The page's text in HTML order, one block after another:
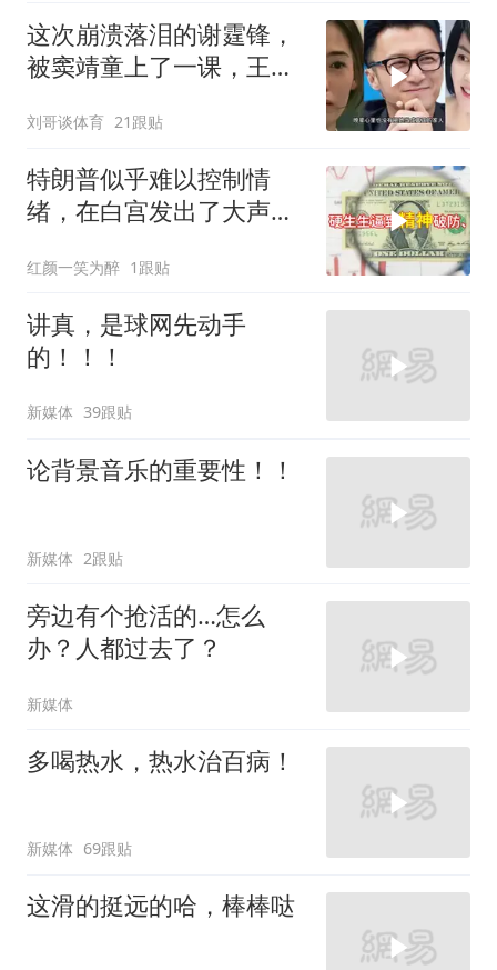
这次崩溃落泪的谢霆锋，
被窦靖童上了一课，王菲
刘哥谈体育 21跟贴
特朗普似乎难以控制情
绪，在白宫发出了大声咒
红颜一笑为醉 1跟贴
讲真，是球网先动手
的！！！
新媒体 39跟贴
论背景音乐的重要性！！
新媒体 2跟贴
旁边有个抢活的…怎么
办？人都过去了？
新媒体
多喝热水，热水治百病！
新媒体 69跟贴
这滑的挺远的哈，棒棒哒